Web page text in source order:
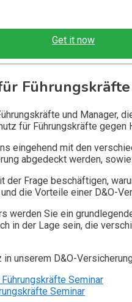
Get it now
und Manager,
für Führungskräfte
eingehend mit den
abgedeckt werden,
der Frage beschäftigen,
die Vorteile einer D&O-
werden Sie ein
in der Lage sein, die
unserem D&O-
Seminar
Seminar